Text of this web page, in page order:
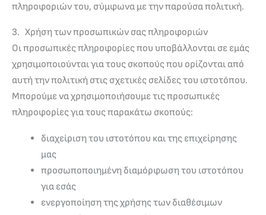
πληροφοριών του, σύμφωνα με την παρούσα πολιτική.
3. Χρήση των προσωπικών σας πληροφοριών
Οι προσωπικές πληροφορίες που υποβάλλονται σε εμάς
χρησιμοποιούνται για τους σκοπούς που ορίζονται από
αυτή την πολιτική στις σχετικές σελίδες του ιστοτόπου.
Μπορούμε να χρησιμοποιήσουμε τις προσωπικές
πληροφορίες για τους παρακάτω σκοπούς:
διαχείριση του ιστοτόπου και της επιχείρησης
μας
προσωποποιημένη διαμόρφωση του ιστοτόπου
για εσάς
ενεργοποίηση της χρήσης των διαθέσιμων